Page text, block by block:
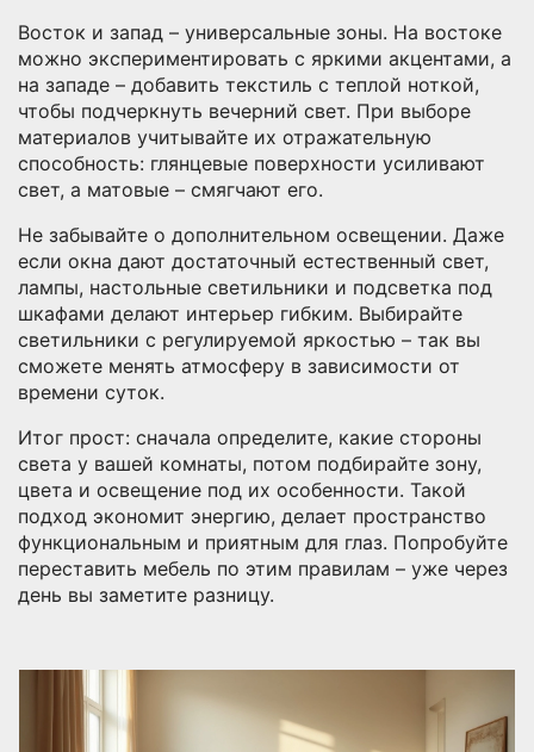
Восток и запад – универсальные зоны. На востоке
можно экспериментировать с яркими акцентами, а
на западе – добавить текстиль с теплой ноткой,
чтобы подчеркнуть вечерний свет. При выборе
материалов учитывайте их отражательную
способность: глянцевые поверхности усиливают
свет, а матовые – смягчают его.
Не забывайте о дополнительном освещении. Даже
если окна дают достаточный естественный свет,
лампы, настольные светильники и подсветка под
шкафами делают интерьер гибким. Выбирайте
светильники с регулируемой яркостью – так вы
сможете менять атмосферу в зависимости от
времени суток.
Итог прост: сначала определите, какие стороны
света у вашей комнаты, потом подбирайте зону,
цвета и освещение под их особенности. Такой
подход экономит энергию, делает пространство
функциональным и приятным для глаз. Попробуйте
переставить мебель по этим правилам – уже через
день вы заметите разницу.